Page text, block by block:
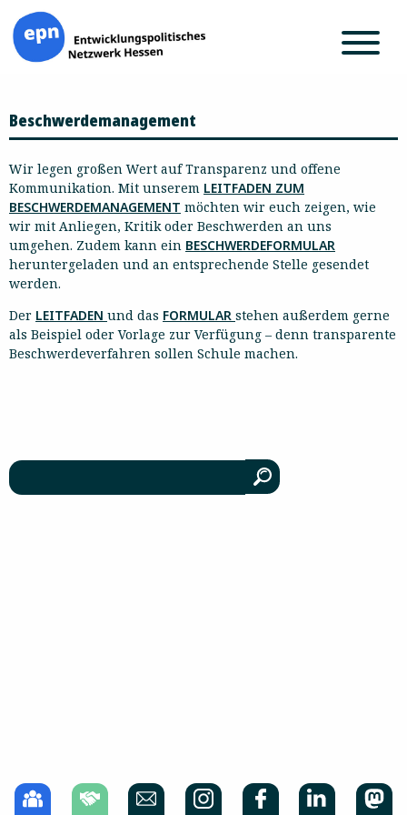
Inhalt
springen
Beschwerdemanagement
Wir legen großen Wert auf Transparenz und offene
Kommunikation. Mit unserem LEITFADEN ZUM
BESCHWERDEMANAGEMENT möchten wir euch zeigen, wie
wir mit Anliegen, Kritik oder Beschwerden an uns
umgehen. Zudem kann ein BESCHWERDEFORMULAR
heruntergeladen und an entsprechende Stelle gesendet
werden.
Der LEITFADEN und das FORMULAR stehen außerdem gerne
als Beispiel oder Vorlage zur Verfügung – denn transparente
Beschwerdeverfahren sollen Schule machen.